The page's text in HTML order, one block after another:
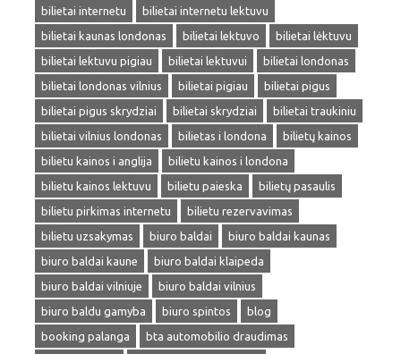
bilietai internetu
bilietai internetu lektuvu
bilietai kaunas londonas
bilietai lektuvo
bilietai lėktuvu
bilietai lektuvu pigiau
bilietai lektuvui
bilietai londonas
bilietai londonas vilnius
bilietai pigiau
bilietai pigus
bilietai pigus skrydziai
bilietai skrydziai
bilietai traukiniu
bilietai vilnius londonas
bilietas i londona
bilietų kainos
bilietu kainos i anglija
bilietu kainos i londona
bilietu kainos lektuvu
bilietu paieska
bilietų pasaulis
bilietu pirkimas internetu
bilietu rezervavimas
bilietu uzsakymas
biuro baldai
biuro baldai kaunas
biuro baldai kaune
biuro baldai klaipeda
biuro baldai vilniuje
biuro baldai vilnius
biuro baldu gamyba
biuro spintos
blog
booking palanga
bta automobilio draudimas